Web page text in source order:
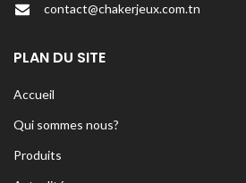
contact@chakerjeux.com.tn
PLAN DU SITE
Accueil
Qui sommes nous?
Produits